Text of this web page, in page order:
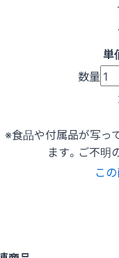
単
数量
※食品や付属品が写っ
ます。ご不明
こ